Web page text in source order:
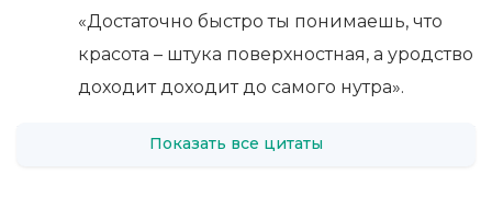
«Достаточно быстро ты понимаешь, что
красота – штука поверхностная, а уродство
доходит доходит до самого нутра».
Показать все цитаты